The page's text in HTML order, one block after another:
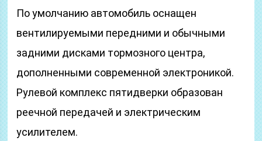
По умолчанию автомобиль оснащен
вентилируемыми передними и обычными
задними дисками тормозного центра,
дополненными современной электроникой.
Рулевой комплекс пятидверки образован
реечной передачей и электрическим
усилителем.